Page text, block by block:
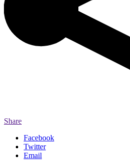
Share
Facebook
Twitter
Email